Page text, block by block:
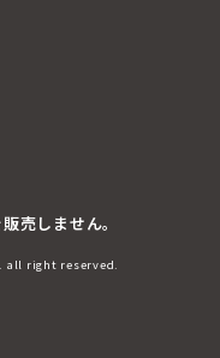
売しません。
all right reserved.